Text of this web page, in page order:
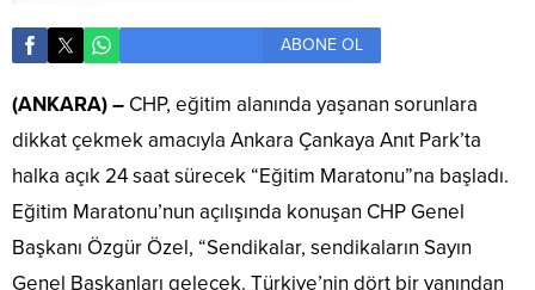
ABONE OL
(ANKARA) – CHP, eğitim alanında yaşanan sorunlara
dikkat çekmek amacıyla Ankara Çankaya Anıt Park’ta
halka açık 24 saat sürecek “Eğitim Maratonu”na başladı.
Eğitim Maratonu’nun açılışında konuşan CHP Genel
Başkanı Özgür Özel, “Sendikalar, sendikaların Sayın
Genel Başkanları gelecek. Türkiye’nin dört bir yanından